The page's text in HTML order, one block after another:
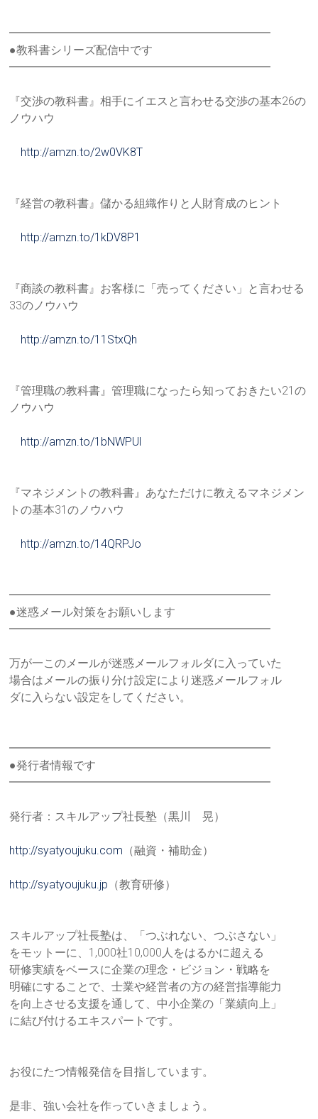
━━━━━━━━━━━━━━━━━━━━━━━
●教科書シリーズ配信中です
━━━━━━━━━━━━━━━━━━━━━━━
『交渉の教科書』相手にイエスと言わせる交渉の基本26の
ノウハウ
http://amzn.to/2w0VK8T
『経営の教科書』儲かる組織作りと人財育成のヒント
http://amzn.to/1kDV8P1
『商談の教科書』お客様に「売ってください」と言わせる
33のノ ウハウ
http://amzn.to/11StxQh
『管理職の教科書』管理職になったら知っておきたい21の
ノウハウ
http://amzn.to/1bNWPUl
『マネジメントの教科書』あなただけに教えるマネジメン
トの基本31のノウハウ
http://amzn.to/14QRPJo
━━━━━━━━━━━━━━━━━━━━━━━
●迷惑メール対策をお願いします
━━━━━━━━━━━━━━━━━━━━━━━
万が一このメールが迷惑メールフォルダに入っていた
場合はメールの振り分け設定により迷惑メールフォル
ダに入らない設定をしてください。
━━━━━━━━━━━━━━━━━━━━━━━
●発行者情報です
━━━━━━━━━━━━━━━━━━━━━━━
発行者：スキルアップ社長塾（黒川 晃）
http://syatyoujuku.com （融資・補助金）
http://syatyoujuku.jp （教育研修）
スキルアップ社長塾は、「つぶれない、つぶさない」
をモットーに、1,000社10,000人をはるかに超える
研修実績をベースに企業の理念・ビジョン・戦略を
明確にすることで、士業や経営者の方の経営指導能力
を向上させる支援を通して、中小企業の「業績向上」
に結び付けるエキスパートです。
お役にたつ情報発信を目指しています。
是非、強い会社を作っていきましょう。